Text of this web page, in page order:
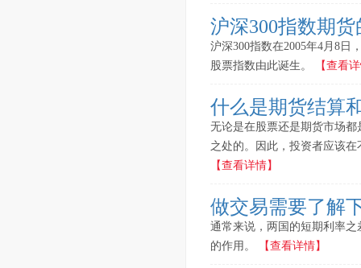
沪深300指数期
沪深300指数在2005年4月8日
股票指数由此诞生。
【查看
什么是期货结算
无论是在股票还是期货市场
之处的。因此，投资者应该
【查看详情】
做交易需要了解
通常来说，两国的短期利率
的作用。
【查看详情】